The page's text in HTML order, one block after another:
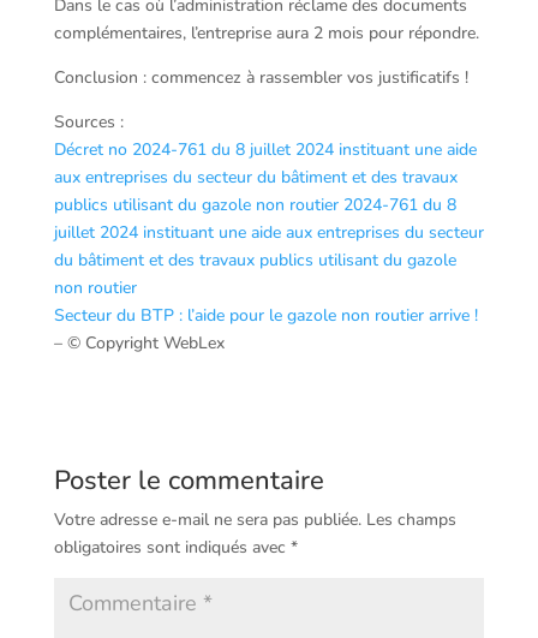
Dans le cas où l’administration réclame des documents
complémentaires, l’entreprise aura 2 mois pour répondre.
Conclusion : commencez à rassembler vos justificatifs !
Sources :
Décret no 2024-761 du 8 juillet 2024 instituant une aide
aux entreprises du secteur du bâtiment et des travaux
publics utilisant du gazole non routier 2024-761 du 8
juillet 2024 instituant une aide aux entreprises du secteur
du bâtiment et des travaux publics utilisant du gazole
non routier
Secteur du BTP : l’aide pour le gazole non routier arrive !
– © Copyright WebLex
Poster le commentaire
Votre adresse e-mail ne sera pas publiée. Les champs
obligatoires sont indiqués avec *